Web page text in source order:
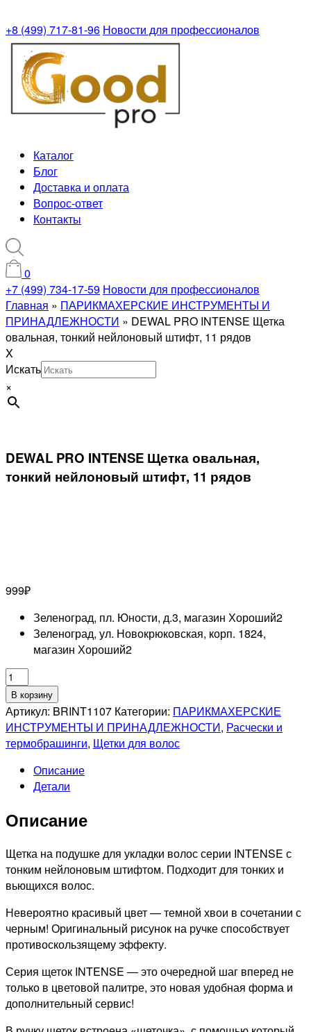
+8 (499) 717-81-96 Новости для профессионалов
Каталог
Блог
Доставка и оплата
Вопрос-ответ
Контакты
0
+7 (499) 734-17-59 Новости для профессионалов
Главная » ПАРИКМАХЕРСКИЕ ИНСТРУМЕНТЫ И
ПРИНАДЛЕЖНОСТИ » DEWAL PRO INTENSE Щетка
овальная, тонкий нейлоновый штифт, 11 рядов
X
Искать
×
DEWAL PRO INTENSE Щетка овальная,
тонкий нейлоновый штифт, 11 рядов
999₽
Зеленоград, пл. Юности, д.3, магазин Хороший2
Зеленоград, ул. Новокрюковская, корп. 1824,
магазин Хороший2
Количество
товара
DEWAL
PRO
INTENSE
овальная,
тонкий
штифт,
рядов
В корзину
Артикул: BRINT1107 Категории: ПАРИКМАХЕРСКИЕ
ИНСТРУМЕНТЫ И ПРИНАДЛЕЖНОСТИ, Расчески и
термобрашинги, Щетки для волос
Описание
Детали
Описание
Щетка на подушке для укладки волос серии INTENSE с
тонким нейлоновым штифтом. Подходит для тонких и
вьющихся волос.
Невероятно красивый цвет — темной хвои в сочетании с
черным! Оригинальный рисунок на ручке способствует
противоскользящему эффекту.
Серия щеток INTENSE — это очередной шаг вперед не
только в цветовой палитре, это новая удобная форма и
дополнительный сервис!